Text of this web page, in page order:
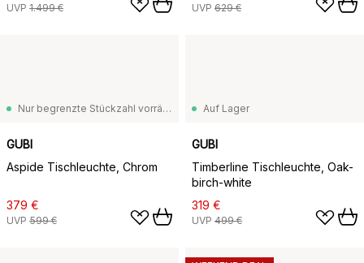
UVP 1.499 € UVP 629 €
Nur begrenzte Stückzahl vorrätig
GUBI
Aspide Tischleuchte, Chrom
379 €
UVP 599 €
Auf Lager
GUBI
Timberline Tischleuchte, Oak-
birch-white
319 €
UVP 499 €